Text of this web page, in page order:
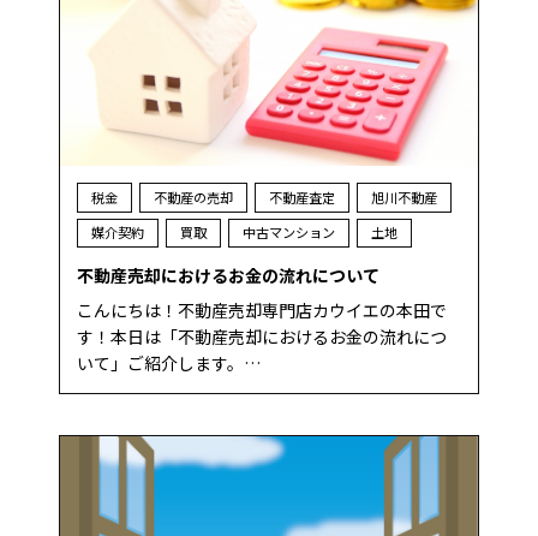
税金 不動産の売却 不動産査定
旭川不動産
媒介契約
買取 中古マンション 土地
不動産売却におけるお金の流れについて
こんにちは！不動産売却専門店カウイエの本田で
す！本日は「不動産売却におけるお金の流れにつ
いて」ご紹介します。…